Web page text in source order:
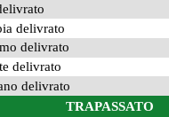
delivrato
delivrato
delivrato
delivrato
TRAPASSATO